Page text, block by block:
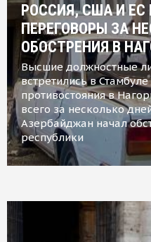
РОССИЯ, США И ЕС
ПЕРЕГОВОРЫ ЗА
ОБОСТРЕНИЯ В
Высшие должностные
встретились в
противостояния в
всего за несколько
Азербайджан начал
республики